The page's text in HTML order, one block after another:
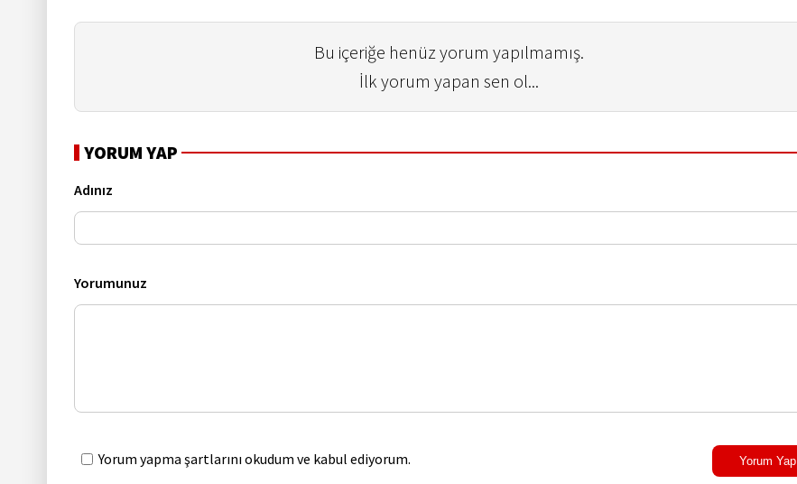
Bu içeriğe henüz yorum yapılmamış.
İlk yorum yapan sen ol...
YORUM YAP
Adınız
Yorumunuz
Yorum yapma şartlarını okudum ve kabul ediyorum. Yorum Yap